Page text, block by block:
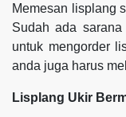
Memesan lisplang
Sudah ada
untuk mengorder
anda juga harus
Lisplang Ukir